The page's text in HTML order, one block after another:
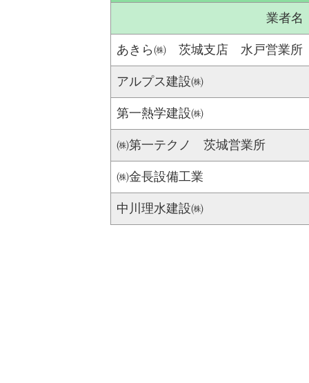
業者名
あきら㈱ 茨城支店 水戸営業所
アルプス建設㈱
第一熱学建設㈱
㈱第一テクノ 茨城営業所
㈱金長設備工業
中川理水建設㈱